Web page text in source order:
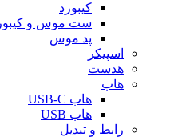
کیبورد
ست موس و
پد موس
اسپیکر
هدست
هاب
هاب USB-C
هاب USB
رابط و تبدیل